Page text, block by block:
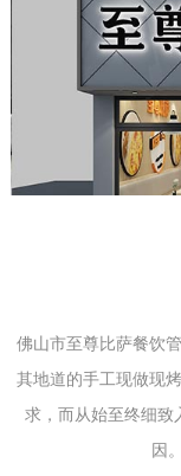
佛山市至尊比萨餐饮
其地道的手工现做现
求，而从始至终细致
因